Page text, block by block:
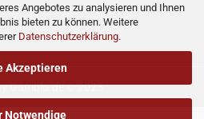
Angebotes zu analysieren und Ihnen
bieten zu können. Weitere
Datenschutzerklärung.
Akzeptieren
Notwendige
Gambio.de © 2023